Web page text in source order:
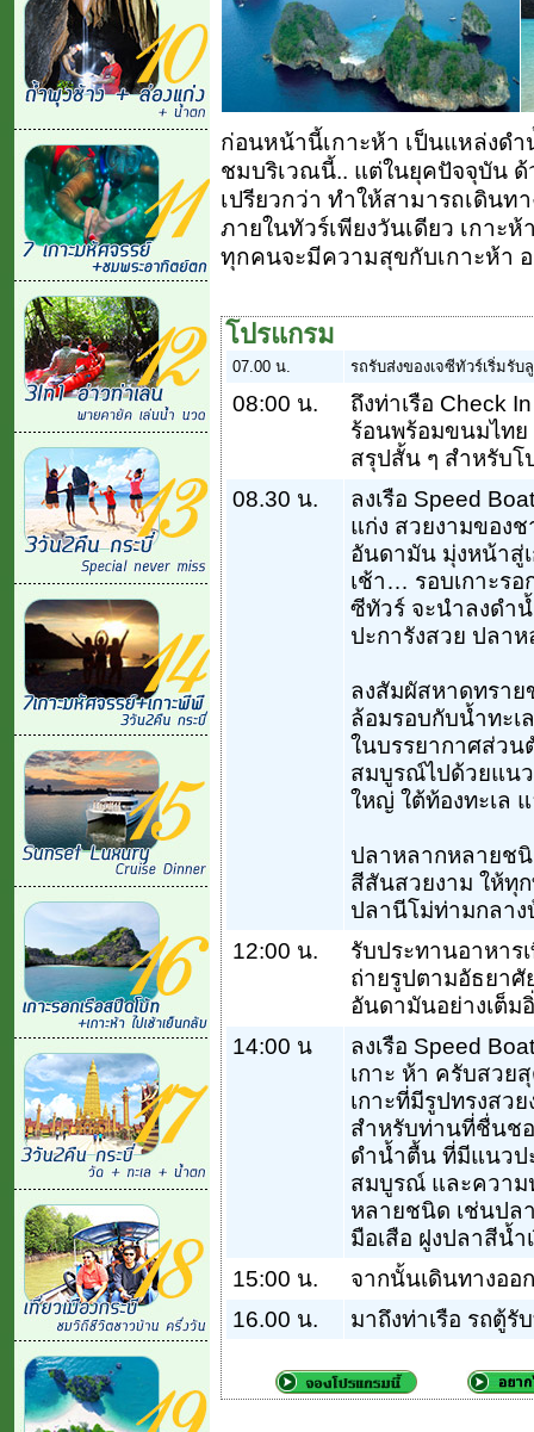
ก่อนหน้านี้เกาะห้า เป็นแหล่งด
ชมบริเวณนี้.. แต่ในยุคปัจจุบัน ด้
เปรียวกว่า ทำให้สามารถเดินท
ภายในทัวร์เพียงวันเดียว เกาะ
ทุกคนจะมีความสุขกับเกาะห้า
โปรแกรม
07.00 น. รถรับส่งของเจซีทัวร์เริ่มรับ
08:00 น.
ถึงท่าเรือ Check
ร้อนพร้อมขนมไท
สรุปสั้น ๆ สำหรับ
08.30 น.
ลงเรือ Speed
แก่ง สวยงามของช
อันดามัน มุ่งหน้าสู่
เช้า… รอบเกาะร
ซีทัวร์ จะนำลงดำ
ปะการังสวย ปลา
ลงสัมผัสหาดทราย
ล้อมรอบกับน้ำทะเ
ในบรรยากาศส่ว
สมบูรณ์ไปด้วยแน
ใหญ่ ใต้ท้องทะเล
ปลาหลากหลายช
สีสันสวยงาม ให้ทุ
ปลานีโม่ท่ามกลาง
12:00 น.
รับประทานอาหาร
ถ่ายรูปตามอัธยาศั
อันดามันอย่างเต็ม
14:00 น
ลงเรือ Speed
เกาะ ห้า ครับสวย
เกาะที่มีรูปทรงสว
สำหรับท่านที่ชื่นช
ดำน้ำตื้น ที่มีแนวป
สมบูรณ์ และความ
หลายชนิด เช่นปล
มือเสือ ฝูงปลาสีน้ำ
15:00 น.
จากนั้นเดินทางออ
16.00 น.
มาถึงท่าเรือ รถตู้รั